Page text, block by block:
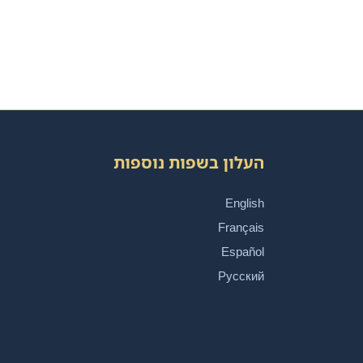
העלון בשפות נוספות
English
Français
Español
Русский